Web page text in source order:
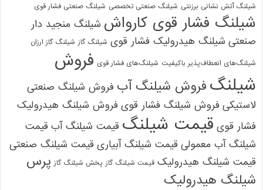
شیلنگ آتش نشانی برزنتی شیلنگ صنعتی تخصصی شیلنگ صنعتی فشار قوی
شیلنگ فشار قوی کارواش شیلنگ منجید دار
صنعتی شیلنگ هیدرولیک فشار قوی شیلنگ گاز شیلنگ گاز ارزان
شیلنگ‌های انعطاف‌پذیر باکیفیت شیلنگ‌های فشار قوی فروش
شیلنگ فروش شیلنگ آب فروش شیلنگ صنعتی
لاستیکی فروش شیلنگ فشار قوی فروش شیلنگ هیدرولیک
فشار قوی قیمت شیلنگ قیمت شیلنگ آب قیمت
شیلنگ آب معمولی قیمت شیلنگ آبیاری قیمت شیلنگ صنعتی
قیمت شیلنگ هیدرولیک قیمت شیلنگ گاز پخش شیلنگ گاز پرس
شیلنگ هیدرولیک
09121161360